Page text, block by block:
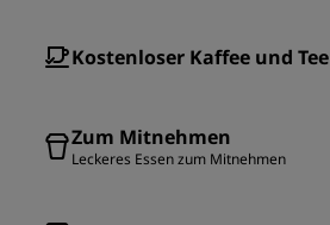
Kostenloser Kaffee und Tee
Zum Mitnehmen
Leckeres Essen zum Mitnehmen